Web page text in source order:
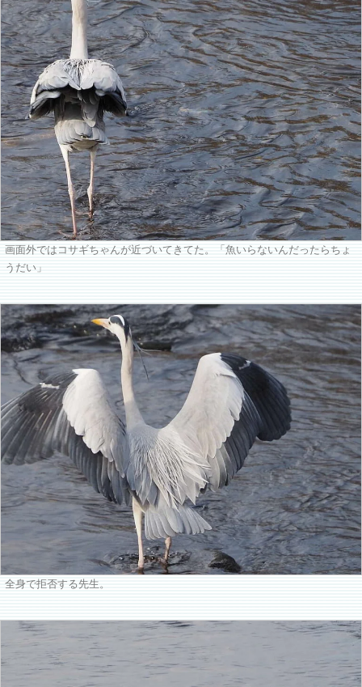
画面外ではコサギちゃんが近づいてきてた。「魚いらないんだったらちょ
うだい」
全身で拒否する先生。